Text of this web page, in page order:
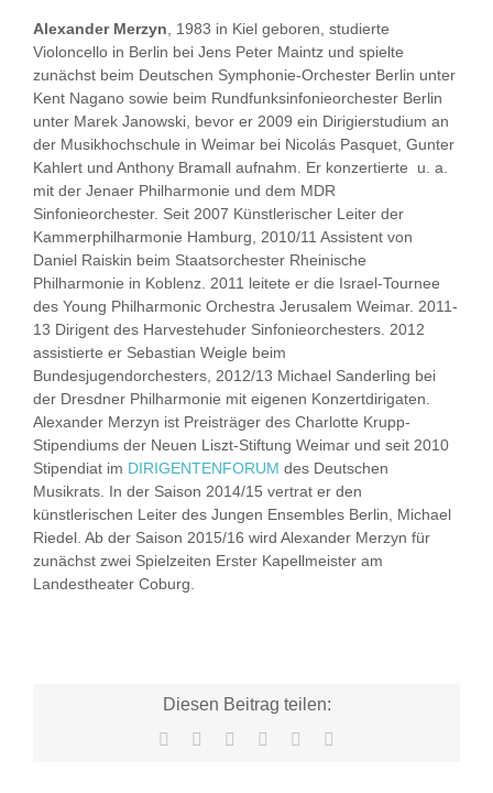
Alexander Merzyn , 1983 in Kiel geboren, studierte
Violoncello in Berlin bei Jens Peter Maintz und spielte
zunächst beim Deutschen Symphonie-Orchester Berlin unter
Kent Nagano sowie beim Rundfunksinfonieorchester Berlin
unter Marek Janowski, bevor er 2009 ein Dirigierstudium an
der Musikhochschule in Weimar bei Nicolás Pasquet, Gunter
Kahlert und Anthony Bramall aufnahm. Er konzertierte u. a.
mit der Jenaer Philharmonie und dem MDR
Sinfonieorchester. Seit 2007 Künstlerischer Leiter der
Kammerphilharmonie Hamburg, 2010/11 Assistent von
Daniel Raiskin beim Staatsorchester Rheinische
Philharmonie in Koblenz. 2011 leitete er die Israel-Tournee
des Young Philharmonic Orchestra Jerusalem Weimar. 2011-
13 Dirigent des Harvestehuder Sinfonieorchesters. 2012
assistierte er Sebastian Weigle beim
Bundesjugendorchesters, 2012/13 Michael Sanderling bei
der Dresdner Philharmonie mit eigenen Konzertdirigaten.
Alexander Merzyn ist Preisträger des Charlotte Krupp-
Stipendiums der Neuen Liszt-Stiftung Weimar und seit 2010
Stipendiat im DIRIGENTENFORUM des Deutschen
Musikrats. In der Saison 2014/15 vertrat er den
künstlerischen Leiter des Jungen Ensembles Berlin, Michael
Riedel. Ab der Saison 2015/16 wird Alexander Merzyn für
zunächst zwei Spielzeiten Erster Kapellmeister am
Landestheater Coburg.
Diesen Beitrag teilen:
Facebook LinkedInWhatsApp
Tumblr